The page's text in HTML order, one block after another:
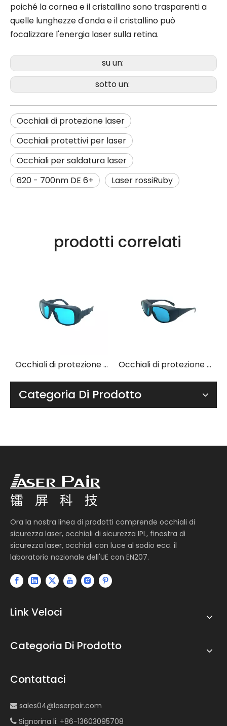
poiché la cornea e il cristallino sono trasparenti a
quelle lunghezze d'onda e il cristallino può
focalizzare l'energia laser sulla retina.
su un:
sotto un:
Occhiali di protezione laser
Occhiali protettivi per laser
Occhiali per saldatura laser
620 - 700nm DE 6+
Laser rossiRuby
prodotti correlati
Occhiali di protezione laser LP-RHP-2 con montatura 36 Occhiali di protezione laser LP-RHP-2 con montatura 33
Categoria Di Prodotto
Ora la nostra linea di prodotti comprende occhiali di
sicurezza laser, occhiali di sicurezza IPL, finestra di
sicurezza laser, occhiali con luce al sodio ecc. il
laboratorio nazionale dell'UE con EN207.
Link Veloci
Categoria Di Prodotto
Contattaci
 sales04@laserpair.com
 Signorina li: +86-13603095708